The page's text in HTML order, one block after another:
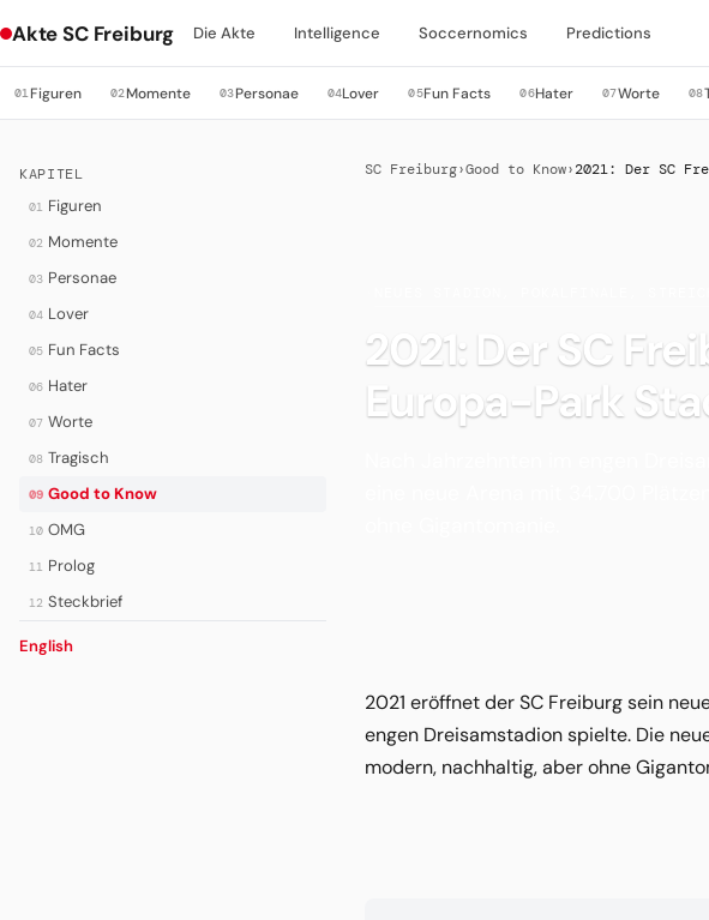
Akte SC Freiburg Die Akte Intelligence Soccernomics Predictions
01Figuren 02Momente 03Personae 04Lover 05Fun Facts 06Hater 07Worte 08
KAPITEL
01 Figuren
02 Momente
03 Personae
04 Lover
05 Fun Facts
06 Hater
07 Worte
08 Tragisch
09 Good to Know
10 OMG
11 Prolog
12 Steckbrief
English
SC Freiburg›Good to Know› 2021: Der SC
2021: Der SC
Europa-Park
2021 eröffnet der SC Freiburg sein
engen Dreisamstadion spielte. Die
modern, nachhaltig, aber ohne